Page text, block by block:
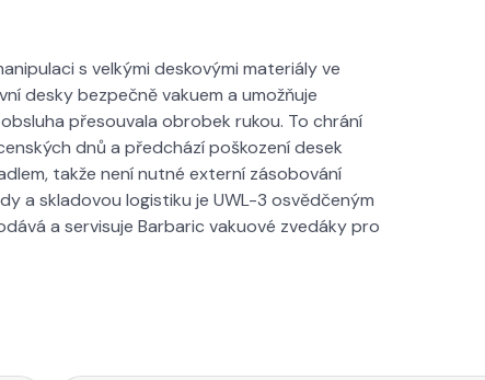
s velkými deskovými materiály ve
desky bezpečně vakuem a umožňuje
přesouvala obrobek rukou. To chrání
dnů a předchází poškození desek
takže není nutné externí zásobování
a skladovou logistiku je UWL-3 osvědčeným
a servisuje Barbaric vakuové zvedáky pro